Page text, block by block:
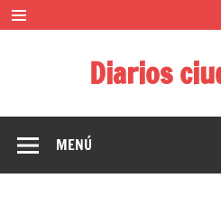
Saltar
contenido
Diarios
MENÚ